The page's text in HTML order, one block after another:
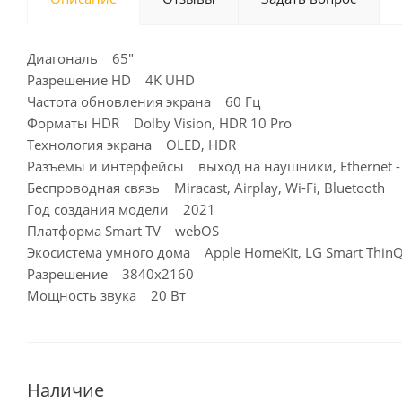
Диагональ 65"
Разрешение HD 4K UHD
Частота обновления экрана 60 Гц
Форматы HDR Dolby Vision, HDR 10 Pro
Технология экрана OLED, HDR
Разъемы и интерфейсы выход на наушники, Ethernet -
Беспроводная связь Miracast, Airplay, Wi-Fi, Bluetooth
Год создания модели 2021
Платформа Smart TV webOS
Экосистема умного дома Apple HomeKit, LG Smart
Разрешение 3840x2160
Мощность звука 20 Вт
Наличие